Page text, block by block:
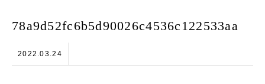
78a9d52fc6b5d90026c4536c122533aa
2022.03.24